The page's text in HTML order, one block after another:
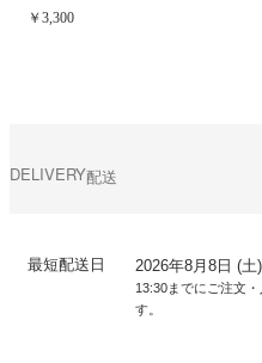
￥3,300
DELIVERY配送
最短配送日 2026年8月8日 (土)
13:30までにご注文
す。